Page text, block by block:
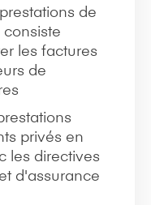
de
les factures
de
privés en
les directives
d'assurance